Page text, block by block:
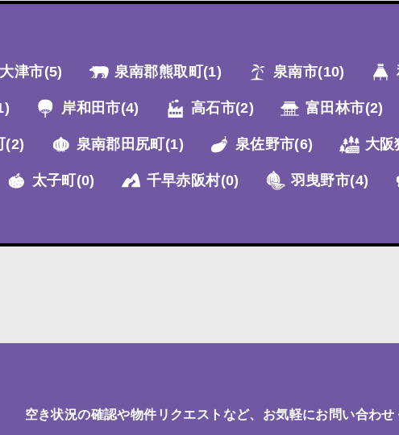
津市(5) 泉南郡熊取町 (1) 泉南市(10)
岸和田市(4) 高石市(2) 富田林市(2)
(2) 泉南郡田尻町 (1) 泉佐野市(6) 大阪
太子町 (0) 千早赤阪村(0) 羽曳野市(4)
空き状況の確認や物件リクエストなど、お気軽にお問い合わせ